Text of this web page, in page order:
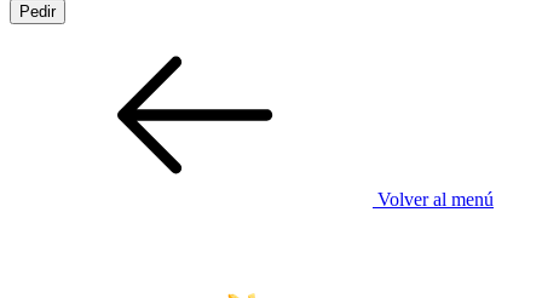
Pedir
Volver al menú